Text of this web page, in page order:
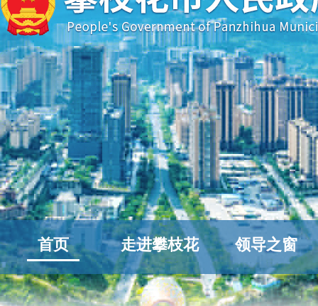
首页 走进攀枝花 领导之窗